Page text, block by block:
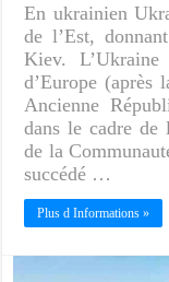
En ukrainien
de l’Est,
Kiev.
d’Europe (après
Ancienne
dans le cadre de
de la
succédé …
Plus d Informations »